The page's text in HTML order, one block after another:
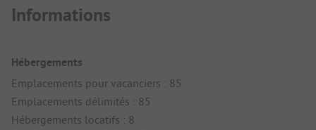
Informations
Hébergements
Emplacements pour vacanciers : 85
Emplacements délimités : 85
Hébergements locatifs : 8